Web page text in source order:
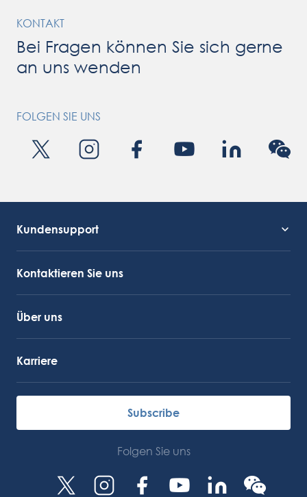
KONTAKT
Bei Fragen können Sie sich gerne
an uns wenden
FOLGEN SIE UNS
Kundensupport
Kontaktieren Sie uns
Über uns
Karriere
Subscribe
Folgen Sie uns